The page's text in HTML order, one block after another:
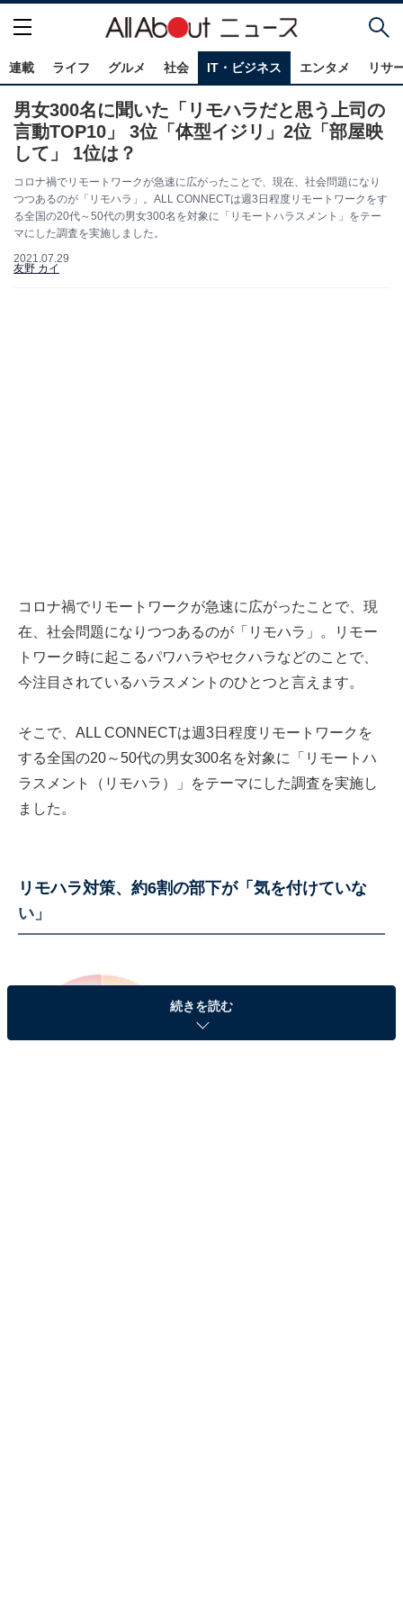
連載 ライフ グルメ 社会 IT・ビジネス エンタメ リサ
男女300名に聞いた「リモハラだと思う上司の
言動TOP10」 3位「体型イジリ」2位「部屋映
して」 1位は？
コロナ禍でリモートワークが急速に広がったことで、現在、社会問題になり
つつあるのが「リモハラ」。ALL CONNECTは週3日程度リモートワークをす
る全国の20代～50代の男女300名を対象に「リモートハラスメント」をテー
マにした調査を実施しました。
2021.07.29
友野 カイ
コロナ禍でリモートワークが急速に広がったことで、現
在、社会問題になりつつあるのが「リモハラ」。リモー
トワーク時に起こるパワハラやセクハラなどのことで、
今注目されているハラスメントのひとつと言えます。
そこで、ALL CONNECTは週3日程度リモートワークを
する全国の20～50代の男女300名を対象に「リモートハ
ラスメント（リモハラ）」をテーマにした調査を実施し
ました。
リモハラ対策、約6割の部下が「気を付けていな
い」
続きを読む